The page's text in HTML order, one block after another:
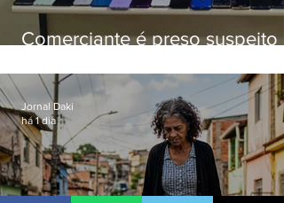
Comerciante é preso suspeito
loja
Jornal Daki
há 1 dia